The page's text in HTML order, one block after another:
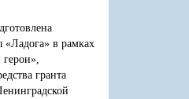
«Ладога» в рамках
гранта